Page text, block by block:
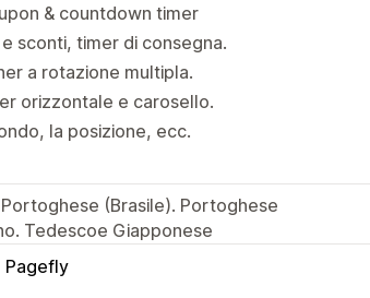
& countdown timer
sconti, timer di consegna.
a rotazione multipla.
orizzontale e carosello.
la posizione, ecc.
(Brasile). Portoghese
Tedescoe Giapponese
Pagefly